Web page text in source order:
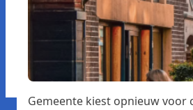
Gemeente kiest opnieuw